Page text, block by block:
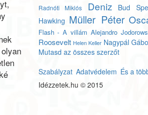
Radnóti Miklós Deniz Bud
Hawking Müller Péter
Flash - A villám Alejandro
Roosevelt Helen Keller Nagypál
Mutasd az összes szerzőt
Szabályzat Adatvédelem És a
Idézzetek.hu © 2015